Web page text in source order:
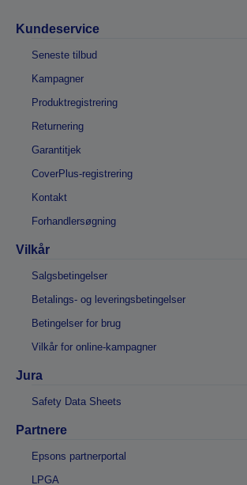
Kundeservice
Seneste tilbud
Kampagner
Produktregistrering
Returnering
Garantitjek
CoverPlus-registrering
Kontakt
Forhandlersøgning
Vilkår
Salgsbetingelser
Betalings- og leveringsbetingelser
Betingelser for brug
Vilkår for online-kampagner
Jura
Safety Data Sheets
Partnere
Epsons partnerportal
LPGA